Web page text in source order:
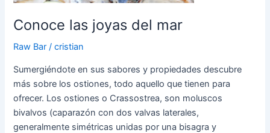
Conoce las joyas del mar
Raw Bar /cristian
Sumergiéndote en sus sabores y propiedades descubre
más sobre los ostiones, todo aquello que tienen para
ofrecer. Los ostiones o Crassostrea, son moluscos
bivalvos (caparazón con dos valvas laterales,
generalmente simétricas unidas por una bisagra y